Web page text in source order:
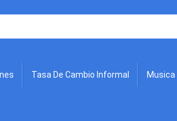
Tasa De Cambio Informal Musica